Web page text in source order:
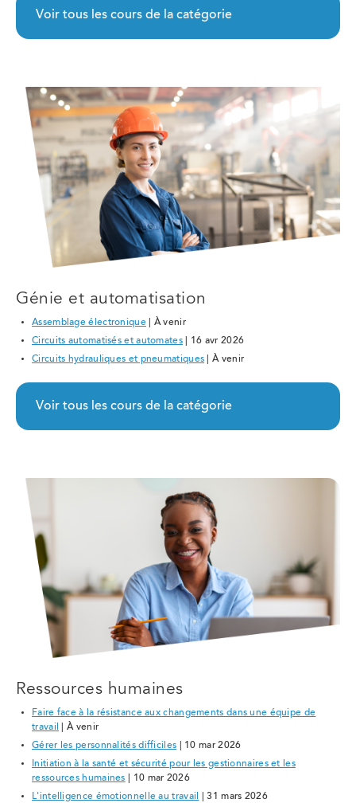
Voir tous les cours de la catégorie
Génie et automatisation
Assemblage électronique| À venir
Circuits automatisés et automates| 16 avr 2026
Circuits hydrauliques et pneumatiques | À venir
Voir tous les cours de la catégorie
Ressources humaines
Faire face à la résistance aux changements dans une équipe de
travail
| À venir
Gérer les personnalités difficiles | 10 mar 2026
Initiation à la santé et sécurité pour les gestionnaires et les
ressources humaines | 10 mar 2026
L'intelligence émotionnelle au travail
| 31 mars 2026